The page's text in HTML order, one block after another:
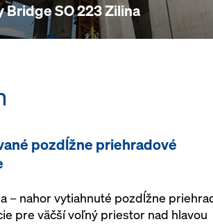
Bridge SO 223 Zilina
pozdĺžne priehradové
– nahor vytiahnuté pozdĺžne
pre väčší voľný priestor nad hlavou